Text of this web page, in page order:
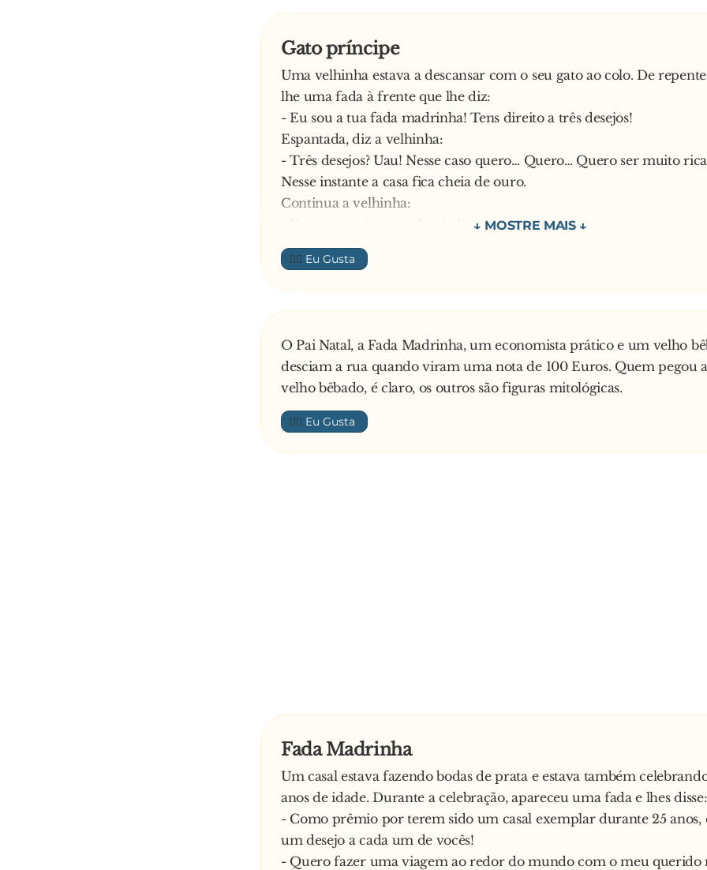
Gato príncipe
Uma velhinha estava a descansar com o seu gato ao colo. De
lhe uma fada à frente que lhe diz:
- Eu sou a tua fada madrinha! Tens direito a três desejos!
Espantada, diz a velhinha:
- Três desejos? Uau! Nesse caso quero… Quero… Quero ser muito
Nesse instante a casa fica cheia de ouro.
Continua a velhinha:
E ela torna a ser jovem e bonita.
Por fim, como último desejo, pediu:
- E, e… Já sei, já sei! Quero que o meu gato se transforme num lindo
Puff, o gato transforma-se num belíssimo príncipe.
ouvido dela e sussurra-lhe:
- Sabes… Aposto que agora te vais arrepender de me teres mandado
👍🏼
O Pai Natal, a Fada Madrinha, um economista prático e um velho
desciam a rua quando viram uma nota de 100 Euros. Quem pegou
velho bêbado, é claro, os outros são figuras mitológicas.
👍🏼
Fada Madrinha
Um casal estava fazendo bodas de prata e estava também
anos de idade. Durante a celebração, apareceu uma fada e lhes disse:
- Como prêmio por terem sido um casal exemplar durante 25 anos,
um desejo a cada um de vocês!
- Quero fazer uma viagem ao redor do mundo com o meu querido